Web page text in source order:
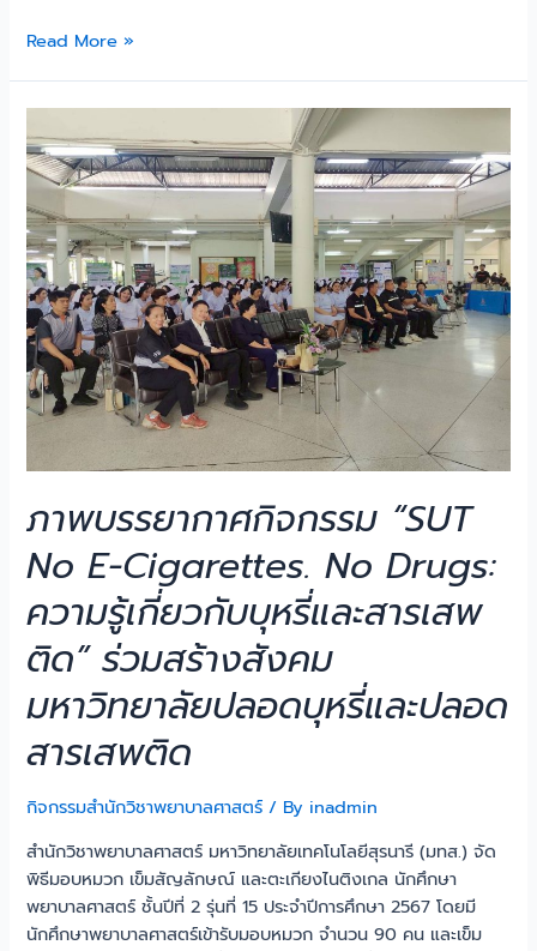
Read More »
ภาพบรรยากาศกิจกรรม “SUT
No E-Cigarettes. No Drugs:
ความรู้เกี่ยวกับบุหรี่และสารเสพ
ติด” ร่วมสร้างสังคม
มหาวิทยาลัยปลอดบุหรี่และปลอด
สารเสพติด
กิจกรรมสำนักวิชาพยาบาลศาสตร์ / By inadmin
สำนักวิชาพยาบาลศาสตร์ มหาวิทยาลัยเทคโนโลยีสุรนารี (มทส.) จัด
พิธีมอบหมวก เข็มสัญลักษณ์ และตะเกียงไนติงเกล นักศึกษา
พยาบาลศาสตร์ ชั้นปีที่ 2 รุ่นที่ 15 ประจำปีการศึกษา 2567 โดยมี
นักศึกษาพยาบาลศาสตร์เข้ารับมอบหมวก จำนวน 90 คน และเข็ม